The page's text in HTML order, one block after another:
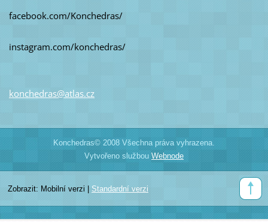
facebook.com/Konchedras/
instagram.com/konchedras/
konchedras@atlas.cz
Konchedras© 2008 Všechna práva vyhrazena.
Vytvořeno službou Webnode
Zobrazit: Mobilní verzi Standardní verzi